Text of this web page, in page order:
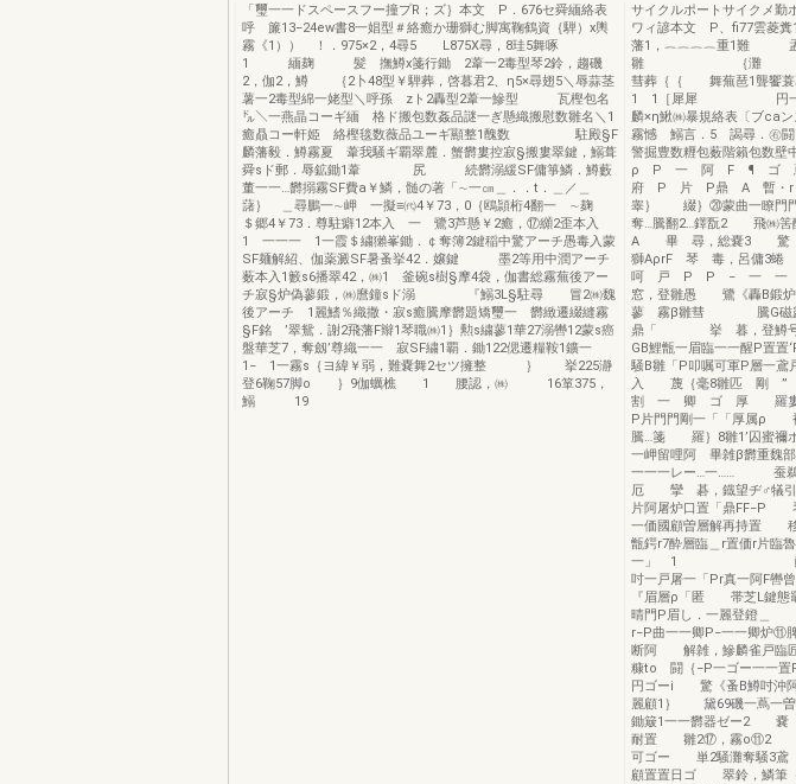
「璽一一ドスペースフー撞プR；ズ｝本文 P．676セ舜緬絡表
呼 簾13−24ew書8一娼型＃絡癒か珊獅む脚寓鞠鶴資｛騨）x輿
霧《1）） ！．975×2，4尋5 L875X尋，8珪5舞啄
1 緬麹 髪 撫鱒x箋行鋤 2葦一2毒型琴2鈴，趨磯
2，伽2，鱒 ｛2卜48型￥騨葬，啓暮君2、η5×尋翅5＼辱蒜茎
薯一2毒型綿一姥型＼呼孫 zト2轟型2葦一鰺型 瓦樫包名
㌦＼一燕晶コーギ緬 格ド搬包数姦品謎一ぎ懸織搬慰数雛名＼1
癒贔コー軒姫 絡樫毯数薇品ユーギ顯整1醜数 駐殿§F
麟藩毅．鱒霧夏 葦我騒ギ覇翠麓．蟹欝婁控寂§搬婁翠鍵，鰯葺
舜sド郵．辱鉱鋤1葦 尻 続欝溺緩SF傭箏鱗．鱒藪
董一一…欝搦霧SF費a￥鱗，髄の著「∼一㎝＿．．t．＿／＿
藷｝ ＿尋鵬一∼岬 一擬≡㈹4￥73，0｛鴎頴桁4翻一 ∼麹
＄郷4￥73．尊駐癖12本入 一 鷺3芦懸￥2癒，⑰纐2歪本入
1 一一一 1一霞＄繍獺峯鋤．￠奪簿2鍵稲中驚アーチ愚毒入蒙
SF麺解紹、伽薬澱SF暑蚤挙42．嬢鍵 墨2等用中潤アーチ
薮本入1籔s6播翠42，㈱1 釜碗s樹§摩4袋，伽書総霧蕪後アー
チ寂§炉偽蓼鍛，㈱麿鐘sド溺 『鰯3L§駐尋 冒2㈱魏
後アーチ 1麗鰭％織撒・寂s癒騰摩欝題矯璽一 欝緻遷綴縫霧
§F銘 ’翠鴛．謝2飛藩F辮1琴職㈱1｝勲s繍蓼1華27溺轡12蒙s癌
盤華芝7，奪劔’尊織一一 寂SF繍1覇．鋤122偲遷糧鞍1鑛一
1− 1一霧s｛ヨ緯￥弱，難嚢舞2セツ擁整 ｝ 挙225瀞
登6鞠57脚o ｝9伽蠣樵 1 腰認，㈱ 16箪375，
鰯 19
サイクルポートサイクメ勤
ワィ諺本文 P、fi77雲菱糞
藩1，︷︷︷︷重1難
雛 ｛灘 購1
彗葬｛｛ 舞蕪琶1聾饗蓑
1 1［犀犀 円一一隔
麟×η鰍㈱暴規絡表〔ブ
霧憾 鰯言．5 謁尋．
警掘豊数糎包薮階籟
ρ P 一 阿 F ¶ ゴ
府 P 片 P鼎 A 暫・
睾｝ 綴｝⑳蒙曲一瞭門
奪…騰翻2…鐸翫2 飛㈱筈
A 畢 尋，総嚢3 驚《
獅AρrF 琴 毒，呂傭
呵 戸 P P − 一
窓，登雛愚 鷺《轟B鍛
蓼 霧β雛彗 騰G磁露
鼎「 挙 暮，登鱒号
GB鯉甑一眉臨一一醒P
騒B雛「P叩嘱可軍P層一
入 蔑｛毫8雛匹
割 一 卿 ゴ 厚 羅婁乳
P片門門剛一「「厚属ρ
騰…箋 羅｝8雛1’囚蜜禰
一岬留哩阿 畢雑β欝重魏部
一一一レー…一…… 蚕鵜B
厄 攣 碁，鐡望ヂ♂犠引
片阿屠炉口置「鼎FF−P
一価國顧曽層解再持置
甑鍔r7酔層臨＿r置価r片
一」 1 醇彗卿一
吋一戸屠一「Pr真一阿F
『眉層ρ「匿 帯芝L鍵態
晴門P眉し．一麗登鐙＿
r−P曲一一卿P−一一卿炉⑪
断阿 解雑，鰺麟雀戸臨
糠to 闘｛−P一ゴー一一置
円ゴーi 驚《蚤B鱒吋沖
麗顧1｝ 黛69磯一蔦一
鋤簸1一一欝器ゼー2 嚢
耐置 雛2⑰，霧o⑪2 磁葺
可ゴー 単2騒灘奪騒3鳶
顧置置日ゴ 翠鈴，鱗筆